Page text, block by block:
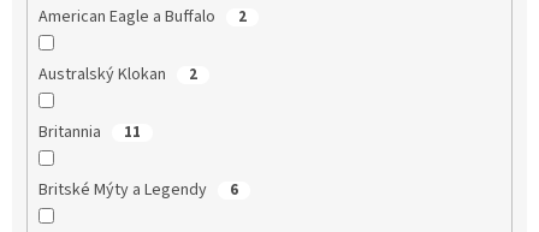
American Eagle a Buffalo 2
Australský Klokan 2
Britannia 11
Britské Mýty a Legendy 6